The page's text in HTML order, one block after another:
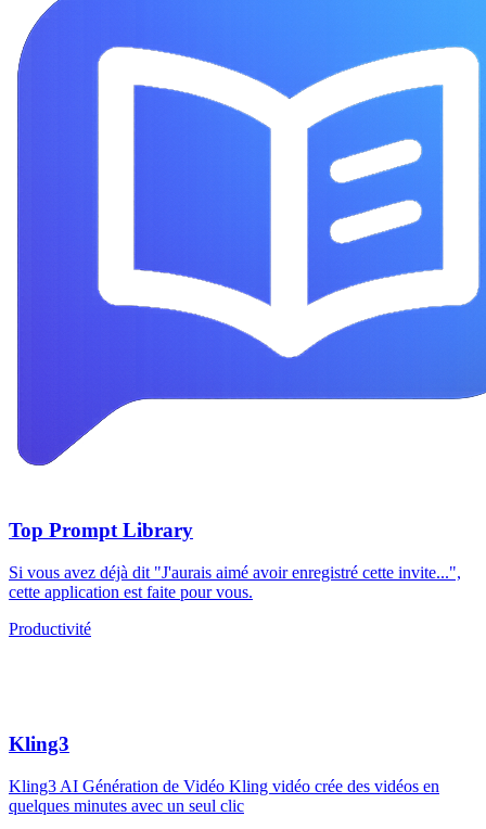
Top Prompt Library
Si vous avez déjà dit "J'aurais aimé avoir enregistré cette invite...",
cette application est faite pour vous.
Productivité
Kling3
Kling3 AI Génération de Vidéo Kling vidéo crée des vidéos en
quelques minutes avec un seul clic